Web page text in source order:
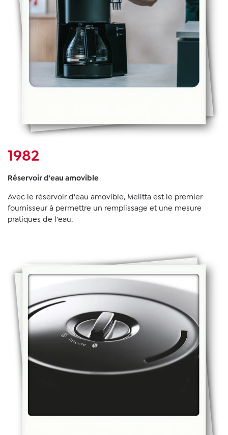
1982
Réservoir d'eau amovible
Avec le réservoir d'eau amovible, Melitta est le premier
fournisseur à permettre un remplissage et une mesure
pratiques de l'eau.